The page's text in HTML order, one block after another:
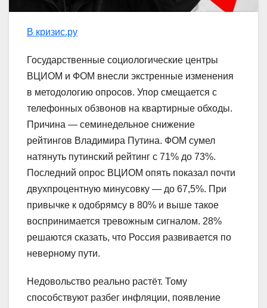
В кризис.ру
Государственные социологические центры
ВЦИОМ и ФОМ внесли экстренные изменения
в методологию опросов. Упор смещается с
телефонных обзвонов на квартирные обходы.
Причина — семинедельное снижение
рейтингов Владимира Путина. ФОМ сумел
натянуть путинский рейтинг с 71% до 73%.
Последний опрос ВЦИОМ опять показал почти
двухпроцентную минусовку — до 67,5%. При
привычке к одобрямсу в 80% и выше такое
воспринимается тревожным сигналом. 28%
решаются сказать, что Россия развивается по
неверному пути.
Недовольство реально растёт. Тому
способствуют разбег инфляции, появление